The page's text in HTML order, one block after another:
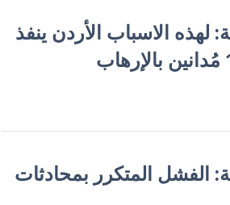
لهذه الاسباب الأردن ينفذ
الفشل المتكرر بمحادثات